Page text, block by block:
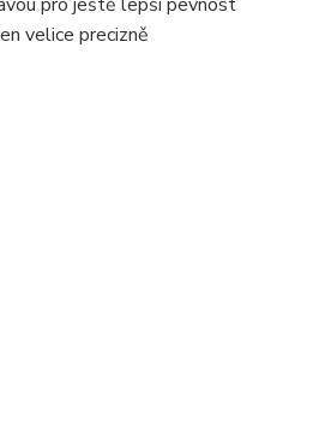
velice precizně